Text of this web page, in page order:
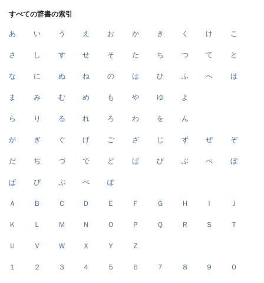
すべての辞書の索引
あ い う え お か き く け こ
さ し す せ そ た ち つ て と
な に ぬ ね の は ひ ふ へ ほ
ま み む め も や ゆ よ
ら り る れ ろ わ を ん
が ぎ ぐ げ ご ざ じ ず ぜ ぞ
だ ぢ づ で ど ば び ぶ べ ぼ
ぱ ぴ ぷ ぺ ぽ
Ａ Ｂ Ｃ Ｄ Ｅ Ｆ Ｇ Ｈ Ｉ Ｊ
Ｋ Ｌ Ｍ Ｎ Ｏ Ｐ Ｑ Ｒ Ｓ Ｔ
Ｕ Ｖ Ｗ Ｘ Ｙ Ｚ
１ ２ ３ ４ ５ ６ ７ ８ ９ ０